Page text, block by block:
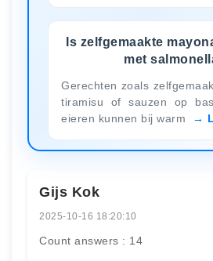
Is zelfgemaakte
met
Gerechten zoals
tiramisu of sauzen op
eieren kunnen bij warm
Gijs Kok
2025-10-16 18:20:10
Count answers : 14